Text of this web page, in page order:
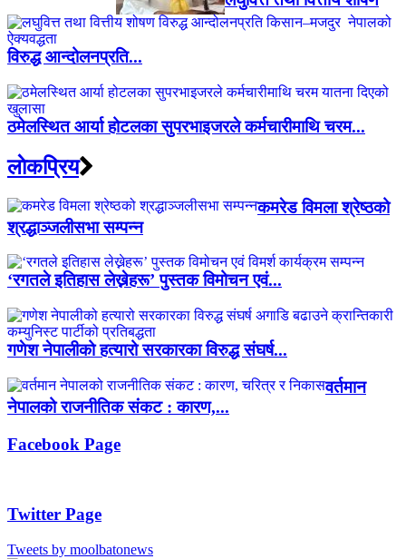
विरुद्ध आन्दोलनप्रति...
ठमेलस्थित आर्या होटलका सुपरभाइजरले कर्मचारीमाथि चरम...
लाेकप्रिय
कमरेड विमला श्रेष्ठको
श्रद्धाञ्जलीसभा सम्पन्न
‘रगतले इतिहास लेख्नेहरू’ पुस्तक विमोचन एवं...
गणेश नेपालीको हत्यारो सरकारका विरुद्ध संघर्ष...
वर्तमान
नेपालको राजनीतिक संकट : कारण,...
Facebook Page
Twitter Page
Tweets by moolbatonews